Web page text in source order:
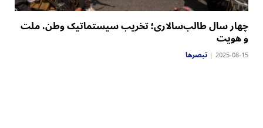
چهار سال طالب‌سالاری؛ تخریب سیستماتیک وطن، ملت
و هویت
2025-08-15 تبصرها